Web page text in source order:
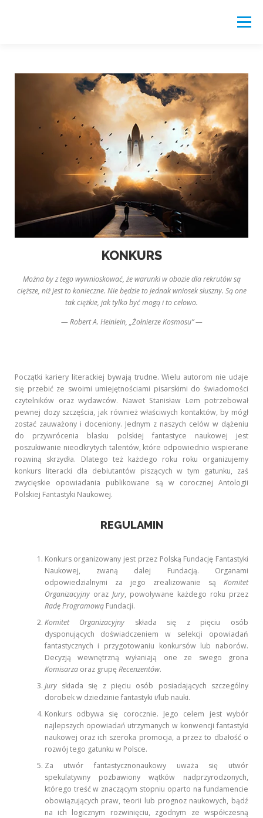
Menu
PORTAL
KONKURS
Można by z tego wywnioskować, że warunki w obozie dla rekrutów są
cięższe, niż jest to konieczne. Nie będzie to jednak wniosek słuszny. Są one
tak ciężkie, jak tylko być mogą i to celowo.
— Robert A. Heinlein, „Żołnierze Kosmosu” —
Początki kariery literackiej bywają trudne. Wielu autorom nie udaje
się przebić ze swoimi umiejętnościami pisarskimi do świadomości
czytelników oraz wydawców. Nawet Stanisław Lem potrzebował
pewnej dozy szczęścia, jak również właściwych kontaktów, by mógł
zostać zauważony i doceniony. Jednym z naszych celów w dążeniu
do przywrócenia blasku polskiej fantastyce naukowej jest
poszukiwanie nieodkrytych talentów, które odpowiednio wspierane
rozwiną skrzydła. Dlatego też każdego roku roku organizujemy
konkurs literacki dla debiutantów piszących w tym gatunku, zaś
zwycięskie opowiadania publikowane są w corocznej Antologii
Polskiej Fantastyki Naukowej.
REGULAMIN
Konkurs organizowany jest przez Polską Fundację Fantastyki
Naukowej, zwaną dalej Fundacją. Organami
odpowiedzialnymi za jego zrealizowanie są Komitet
Organizacyjnyoraz Jury, powoływane każdego roku przez
Radę Programową Fundacji.
Komitet Organizacyjny składa się z pięciu osób
dysponujących doświadczeniem w selekcji opowiadań
fantastycznych i przygotowaniu konkursów lub naborów.
Decyzją wewnętrzną wyłaniają one ze swego grona
Komisarzaoraz grupęRecenzentów.
Juryskłada się z pięciu osób posiadających szczególny
dorobek w dziedzinie fantastyki i/lub nauki.
Konkurs odbywa się corocznie. Jego celem jest wybór
najlepszych opowiadań utrzymanych w konwencji fantastyki
naukowej oraz ich szeroka promocja, a przez to dbałość o
rozwój tego gatunku w Polsce.
Za utwór fantastycznonaukowy uważa się utwór
spekulatywny pozbawiony wątków nadprzyrodzonych,
którego treść w znaczącym stopniu oparto na fundamencie
obowiązujących praw, teorii lub prognoz naukowych, bądź
na ich logicznym rozwinięciu, zgodnym ze współczesną